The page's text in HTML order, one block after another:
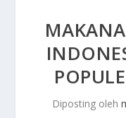
Diposting oleh